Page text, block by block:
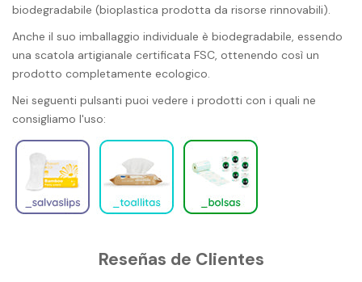
biodegradabile (bioplastica prodotta da risorse rinnovabili).
Anche il suo imballaggio individuale è biodegradabile, essendo
una scatola artigianale certificata FSC, ottenendo così un
prodotto completamente ecologico.
Nei seguenti pulsanti puoi vedere i prodotti con i quali ne
consigliamo l'uso:
Reseñas de Clientes